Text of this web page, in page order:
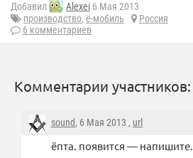
Добавил Alexei 6 Мая 2013
производство, ё-мобиль
Россия
6 комментариев
Комментарии участников:
sound, 6 Мая 2013 , url
ёпта. появится — напишите.